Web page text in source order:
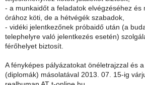
- a munkaidőt a feladatok elvégzéséhez és
órához köti, de a hétvégék szabadok,
- vidéki jelentkezőnek próbaidő után (a
telephelyre való jelentkezés esetén)
férőhelyet biztosít.
A fényképes pályázatokat önéletrajzzal és
(diplomák) másolatával 2013. 07. 15-ig